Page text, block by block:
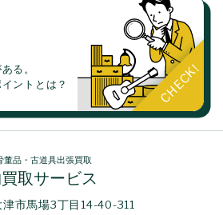
る。
ントとは？
董品・古道具出張買取
取サービス
市馬場3丁目14-40-311